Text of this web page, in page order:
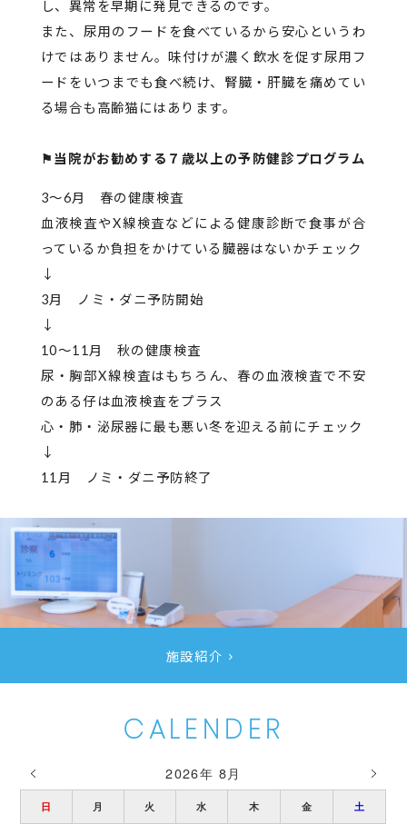
し、異常を早期に発見できるのです。
また、尿用のフードを食べているから安心というわ
けではありません。味付けが濃く飲水を促す尿用フ
ードをいつまでも食べ続け、腎臓・肝臓を痛めてい
る場合も高齢猫にはあります。
⚑当院がお勧めする７歳以上の予防健診プログラム
3～6月 春の健康検査
血液検査やX線検査などによる健康診断で食事が合
っているか負担をかけている臓器はないかチェック
↓
3月 ノミ・ダニ予防開始
↓
10～11月 秋の健康検査
尿・胸部X線検査はもちろん、春の血液検査で不安
のある仔は血液検査をプラス
心・肺・泌尿器に最も悪い冬を迎える前にチェック
↓
11月 ノミ・ダニ予防終了
施設紹介
CALENDER
2026年 8月
日 月 火 水 木 金 土